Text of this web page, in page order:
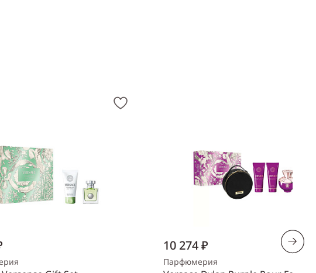
10 274 ₽
Парфюмерия